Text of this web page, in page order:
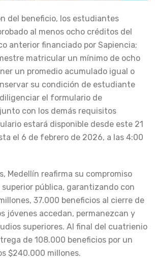
del beneficio, los estudiantes
al menos ocho créditos del
anterior financiado por Sapiencia;
matricular un mínimo de ocho
un promedio acumulado igual o
su condición de estudiante
el formulario de
con los demás requisitos
estará disponible desde este 21
el 6 de febrero de 2026, a las 4:00
Medellín reafirma su compromiso
pública, garantizando con
37.000 beneficios al cierre de
jóvenes accedan, permanezcan y
superiores. Al final del cuatrienio
de 108.000 beneficios por un
$240.000 millones.